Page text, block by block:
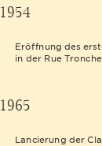
1954
Eröffnung des
in der Rue
1965
Lancierung der